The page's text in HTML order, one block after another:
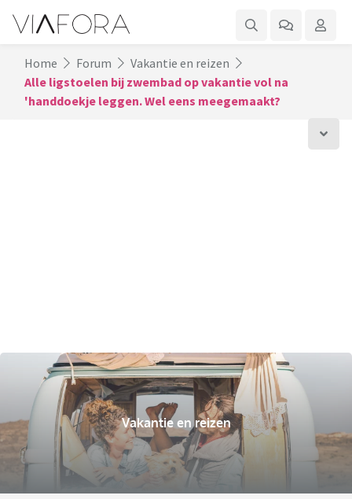
Home Forum
Vakantie en reizen
Alle ligstoelen bij zwembad op vakantie vol na
'handdoekje leggen. Wel eens meegemaakt?
Vakantie en reizen